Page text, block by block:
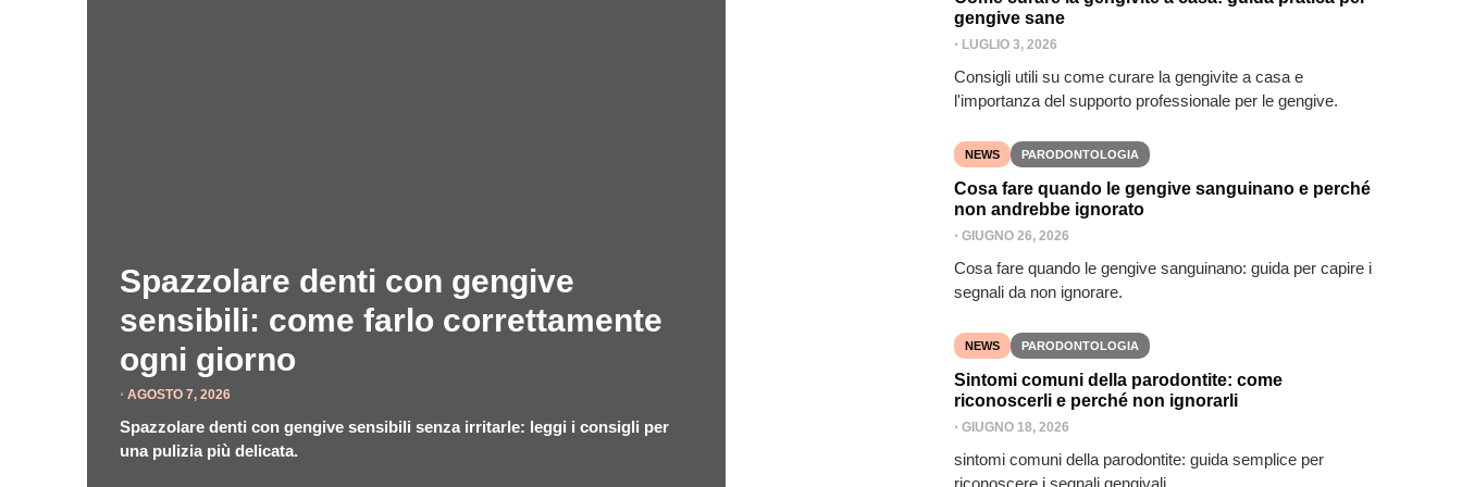
Spazzolare denti con gengive
sensibili: come farlo correttamente
ogni giorno
⋅ AGOSTO 7, 2026
Spazzolare denti con gengive sensibili senza irritarle: leggi i consigli per
una pulizia più delicata.
gengive sane
⋅ LUGLIO 3, 2026
Consigli utili su come curare la gengivite a casa e
l'importanza del supporto professionale per le gengive.
NEWS PARODONTOLOGIA
Cosa fare quando le gengive sanguinano e perché
non andrebbe ignorato
⋅ GIUGNO 26, 2026
Cosa fare quando le gengive sanguinano: guida per capire i
segnali da non ignorare.
NEWS PARODONTOLOGIA
Sintomi comuni della parodontite: come
riconoscerli e perché non ignorarli
⋅ GIUGNO 18, 2026
sintomi comuni della parodontite: guida semplice per